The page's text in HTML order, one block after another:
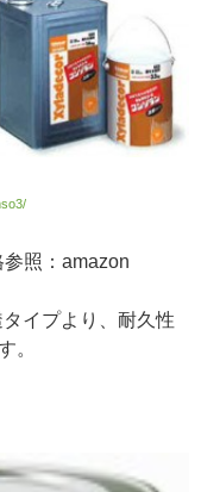
照：amazon
イプより、耐久性
。